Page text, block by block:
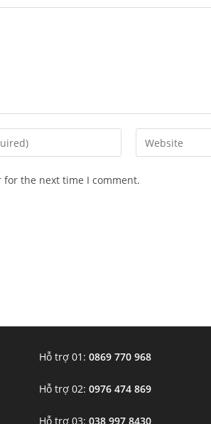
Enter
your
for the next time I comment.
Hỗ trợ 01:0869 770 968
Hỗ trợ 02:0976 474 869
Hỗ trợ 03:038 997 8430